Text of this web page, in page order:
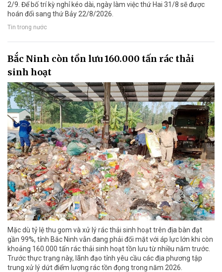
2/9. Để bố trí kỳ nghỉ kéo dài, ngày làm việc thứ Hai 31/8 sẽ được
hoán đổi sang thứ Bảy 22/8/2026.
Tin trong nước
Bắc Ninh còn tồn lưu 160.000 tấn rác thải
sinh hoạt
Mặc dù tỷ lệ thu gom và xử lý rác thải sinh hoạt trên địa bàn đạt
gần 99%, tỉnh Bắc Ninh vẫn đang phải đối mặt với áp lực lớn khi còn
khoảng 160.000 tấn rác thải sinh hoạt tồn lưu từ nhiều năm trước.
Trước thực trạng này, lãnh đạo tỉnh yêu cầu các địa phương tập
trung xử lý dứt điểm lượng rác tồn đọng trong năm 2026.